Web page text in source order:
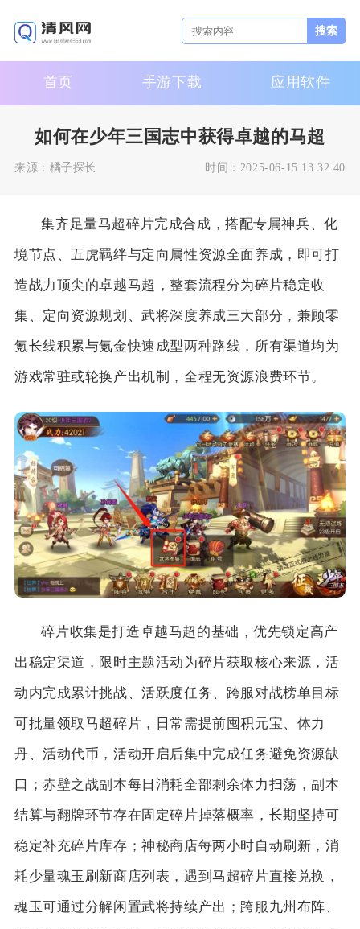
搜索
首页 手游下载 应用软件
如何在少年三国志中获得卓越的马超
来源： 橘子探长 时间： 2025-06-15 13:32:40
集齐足量马超碎片完成合成，搭配专属神兵、化
境节点、五虎羁绊与定向属性资源全面养成，即可打
造战力顶尖的卓越马超，整套流程分为碎片稳定收
集、定向资源规划、武将深度养成三大部分，兼顾零
氪长线积累与氪金快速成型两种路线，所有渠道均为
游戏常驻或轮换产出机制，全程无资源浪费环节。
碎片收集是打造卓越马超的基础，优先锁定高产
出稳定渠道，限时主题活动为碎片获取核心来源，活
动内完成累计挑战、活跃度任务、跨服对战榜单目标
可批量领取马超碎片，日常需提前囤积元宝、体力
丹、活动代币，活动开启后集中完成任务避免资源缺
口；赤壁之战副本每日消耗全部剩余体力扫荡，副本
结算与翻牌环节存在固定碎片掉落概率，长期坚持可
稳定补充碎片库存；神秘商店每两小时自动刷新，消
耗少量魂玉刷新商店列表，遇到马超碎片直接兑换，
魂玉可通过分解闲置武将持续产出；跨服九州布阵、